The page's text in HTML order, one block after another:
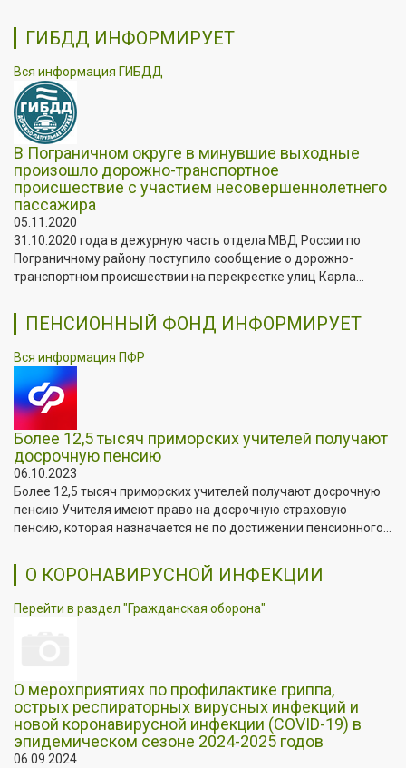
ГИБДД ИНФОРМИРУЕТ
Вся информация ГИБДД
В Пограничном округе в минувшие выходные
произошло дорожно-транспортное
происшествие с участием несовершеннолетнего
пассажира
05.11.2020
31.10.2020 года в дежурную часть отдела МВД России по
Пограничному району поступило сообщение о дорожно-
транспортном происшествии на перекрестке улиц Карла...
ПЕНСИОННЫЙ ФОНД ИНФОРМИРУЕТ
Вся информация ПФР
Более 12,5 тысяч приморских учителей получают
досрочную пенсию
06.10.2023
Более 12,5 тысяч приморских учителей получают досрочную
пенсию Учителя имеют право на досрочную страховую
пенсию, которая назначается не по достижении пенсионного...
О КОРОНАВИРУСНОЙ ИНФЕКЦИИ
Перейти в раздел "Гражданская оборона"
О мерохприятиях по профилактике гриппа,
острых респираторных вирусных инфекций и
новой коронавирусной инфекции (COVID-19) в
эпидемическом сезоне 2024-2025 годов
06.09.2024